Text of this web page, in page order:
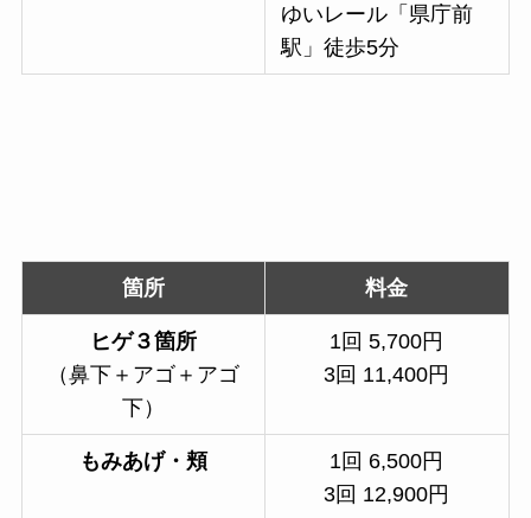
ゆいレール「県庁前
駅」徒歩5分
箇所 料金
ヒゲ３箇所
（鼻下＋アゴ＋アゴ
下）
1回 5,700円
3回 11,400円
もみあげ・頬
1回 6,500円
3回 12,900円